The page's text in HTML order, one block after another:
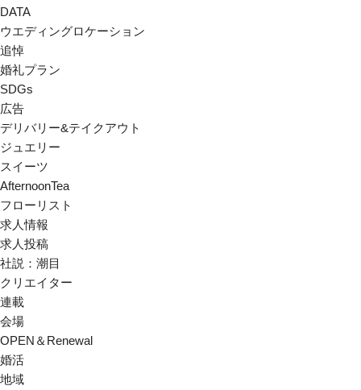
DATA
ウエディングロケーション
追悼
婚礼プラン
SDGs
広告
デリバリー&テイクアウト
ジュエリー
スイーツ
AfternoonTea
フローリスト
求人情報
求人投稿
社説：潮目
クリエイター
連載
会場
OPEN＆Renewal
婚活
地域